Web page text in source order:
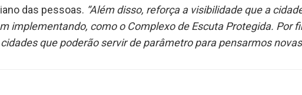
das pessoas. “Além disso, reforça a visibilidade que a
implementando, como o Complexo de Escuta Protegida. Por
que poderão servir de parâmetro para pensarmos